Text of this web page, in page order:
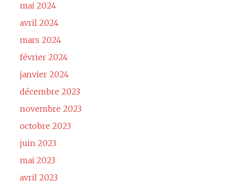
mai 2024
avril 2024
mars 2024
février 2024
janvier 2024
décembre 2023
novembre 2023
octobre 2023
juin 2023
mai 2023
avril 2023